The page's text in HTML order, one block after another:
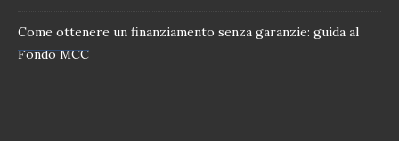
Come ottenere un finanziamento senza garanzie: guida al
Fondo MCC